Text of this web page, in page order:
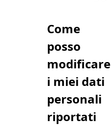
Come
posso
modificare
i miei dati
personali
riportati